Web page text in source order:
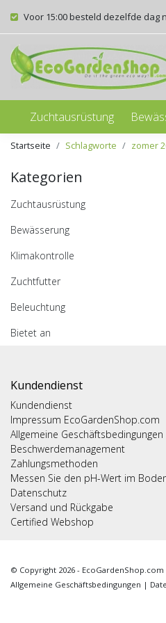
Voor 15:00 besteld dezelfde dag
Zuchtausrüstung
Startseite Schlagworte zomer
Kategorien
Zuchtausrüstung
Bewässerung
Klimakontrolle
Zuchtfutter
Beleuchtung
Bietet an
Kundendienst
Kundendienst
Impressum EcoGardenShop.com
Allgemeine Geschäftsbedingungen
Beschwerdemanagement
Zahlungsmethoden
Messen Sie den pH-Wert im
Datenschutz
Versand und Rückgabe
Certified Webshop
© Copyright 2026 -
Allgemeine Geschäftsbedingungen |